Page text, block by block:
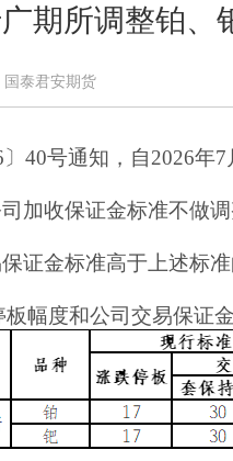
期所调整铂、
国泰君安期货
40号通知，自2026年
加收保证金标准不做
证金标准高于上述标准
幅度和公司交易保证